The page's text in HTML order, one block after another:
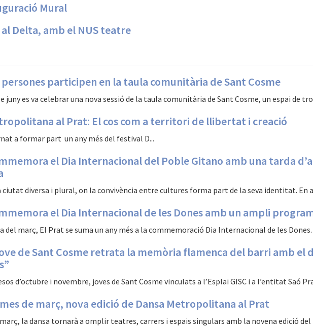
Mural
Delta, amb el NUS teatre
persones participen en la taula comunitària de Sant Cosme
juny es va celebrar una nova sessió de la taula comunitària de Sant Cosme, un espai de
al Prat: El cos com a territori de llibertat i creació
a formar part un any més del festival D...
el Dia Internacional del Poble Gitano amb una tarda
ciutat diversa i plural, on la convivència entre cultures forma part de la seva identitat. En
el Dia Internacional de les Dones amb un ampli
del març, El Prat se suma un any més a la commemoració Dia Internacional de les Dones.
de Sant Cosme retrata la memòria flamenca del barri amb el
d’octubre i novembre, joves de Sant Cosme vinculats a l’Esplai GISC i a l’entitat Saó
de març, nova edició de Dansa Metropolitana al Prat
març, la dansa tornarà a omplir teatres, carrers i espais singulars amb la novena edició del